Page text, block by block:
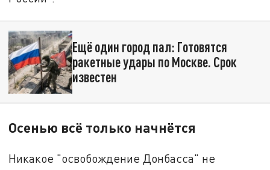
Ещё один город пал: Готовятся
ракетные удары по Москве. Срок
известен
Осенью всё только начнётся
Никакое "освобождение Донбасса" не